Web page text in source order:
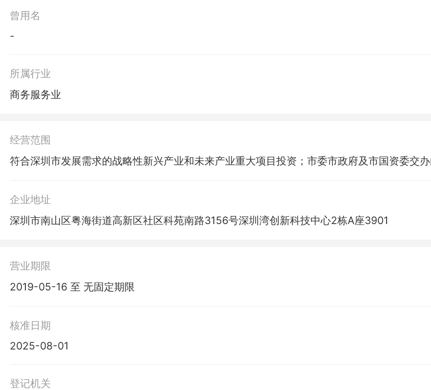
曾用名
-
所属行业
商务服务业
经营范围
符合深圳市发展需求的战略性新兴产业和未来产业重大项目投资；市委市政府及市国资委交办
企业地址
深圳市南山区粤海街道高新区社区科苑南路3156号深圳湾创新科技中心2栋A座3901
营业期限
2019-05-16 至 无固定期限
核准日期
2025-08-01
登记机关